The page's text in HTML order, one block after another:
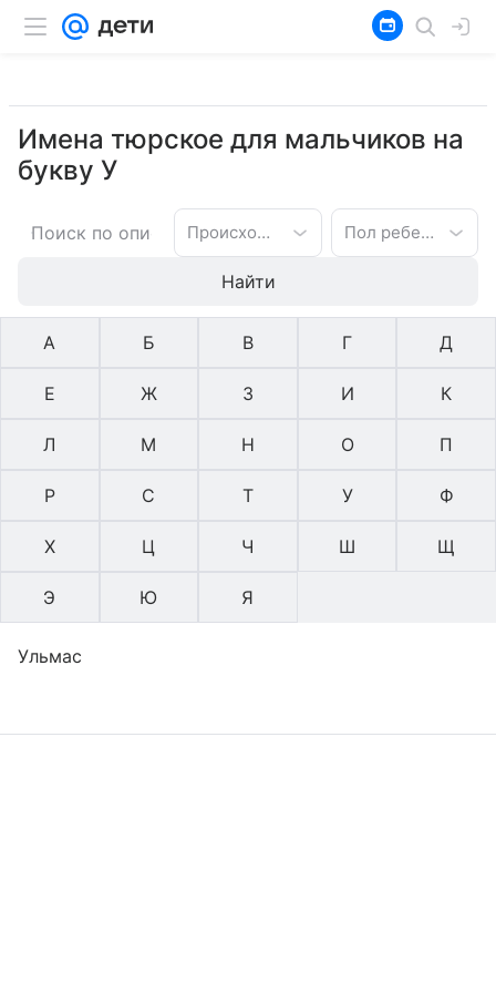
Имена тюрское для мальчиков на
букву У
Происхождение имени Пол ребенка
Найти
А Б В Г Д
Е Ж З И К
Л М Н О П
Р С Т У Ф
Х Ц Ч Ш Щ
Э Ю Я
Ульмас